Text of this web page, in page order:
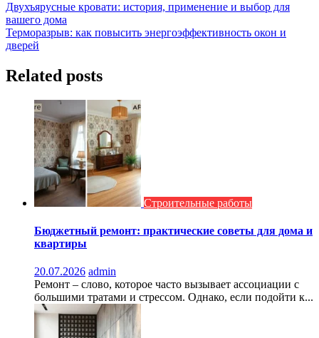
Навигация
по
записям
Двухъярусные кровати: история, применение и выбор для
вашего дома
Терморазрыв: как повысить энергоэффективность окон и
дверей
Related posts
Строительные работы
Бюджетный ремонт: практические советы для дома и
квартиры
20.07.2026 admin
Ремонт – слово, которое часто вызывает ассоциации с
большими тратами и стрессом. Однако, если подойти к...